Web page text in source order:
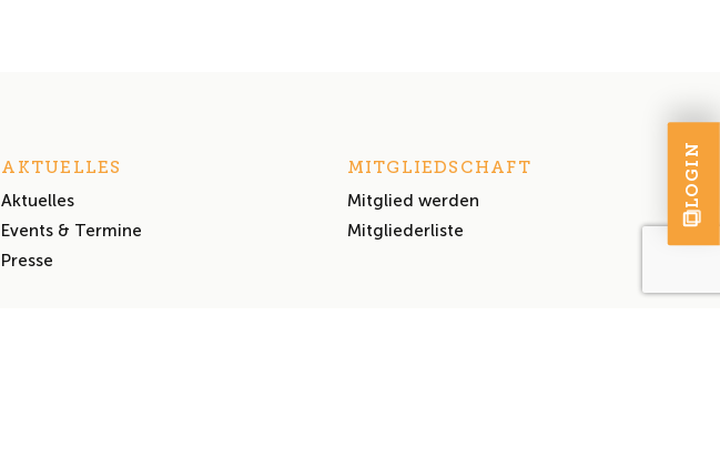
AKTUELLES
Aktuelles
Events & Termine
Presse
MITGLIEDSCHAFT
Mitglied werden
Mitgliederliste
LOGIN